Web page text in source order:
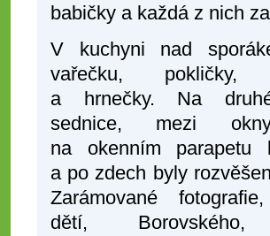
babičky a každá z nich
V kuchyni nad
vařečku, pokličky,
a hrnečky. Na
sednice, mezi
na okenním parapetu
a po zdech byly
Zarámované
dětí, Borovského,